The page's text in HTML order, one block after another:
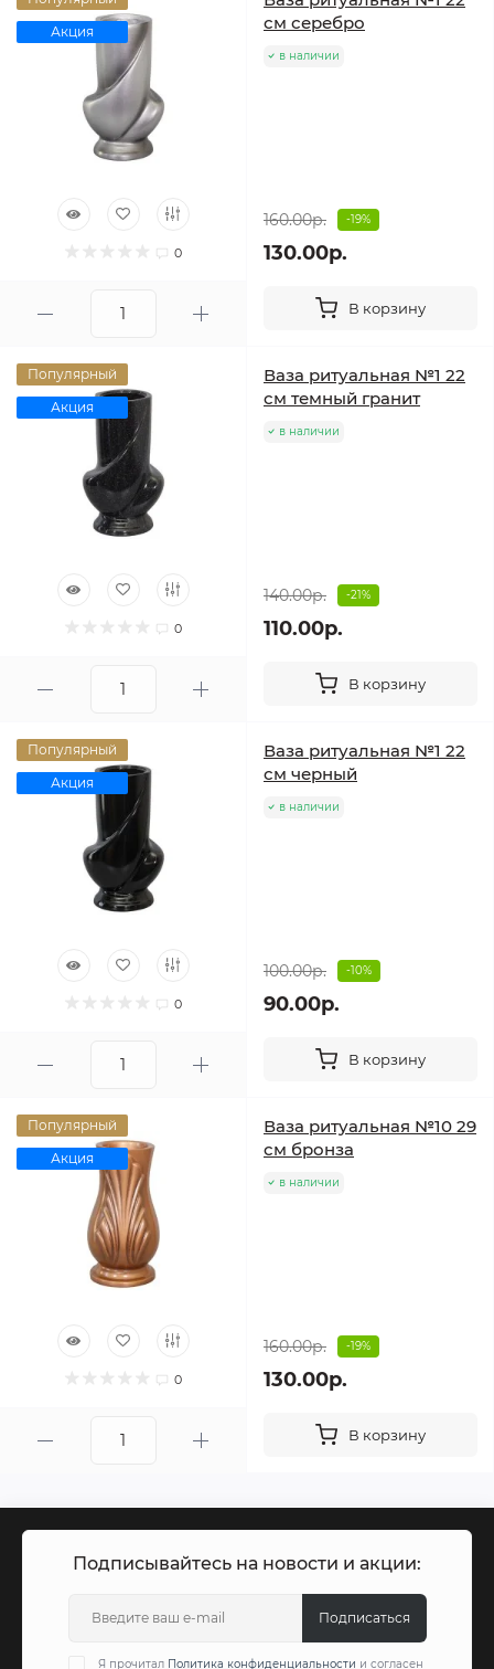
Акция
0
см серебро
в наличии
160.00р. -19%
130.00р.
В корзину
Популярный
Акция
0
Ваза ритуальная №1 22
см темный гранит
в наличии
140.00р. -21%
110.00р.
В корзину
Популярный
Акция
0
Ваза ритуальная №1 22
см черный
в наличии
100.00р. -10%
90.00р.
В корзину
Популярный
Акция
0
Ваза ритуальная №10 29
см бронза
в наличии
160.00р. -19%
130.00р.
В корзину
Подписывайтесь на новости и акции:
Подписаться
Я прочитал Политика конфиденциальности и согласен